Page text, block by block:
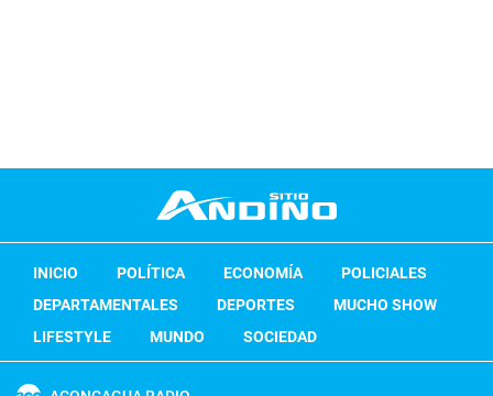
INICIO POLÍTICA ECONOMÍA
POLICIALES
DEPARTAMENTALES
DEPORTES
MUCHO SHOW
LIFESTYLE
MUNDO SOCIEDAD